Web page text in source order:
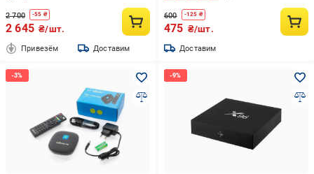
2 700 -55 ₴
2 645 ₴/шт.
Привезём Доставим
600 -125 ₴
475 ₴/шт.
Доставим